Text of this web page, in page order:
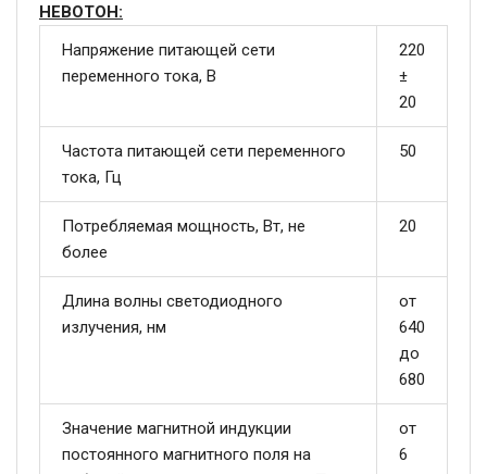
НЕВОТОН:
Напряжение питающей сети
переменного тока, В
220
±
20
Частота питающей сети переменного
тока, Гц
50
Потребляемая мощность, Вт, не
более
20
Длина волны светодиодного
излучения, нм
от
640
до
680
Значение магнитной индукции
постоянного магнитного поля на
от
6